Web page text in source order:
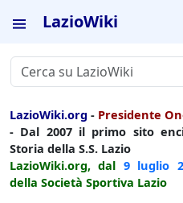
LazioWiki
LazioWiki.org - Presidente
- Dal 2007 il primo sito
Storia della S.S. Lazio
LazioWiki.org, dal 9 luglio
della Società Sportiva Lazio